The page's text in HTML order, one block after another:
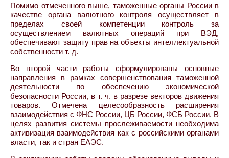
Помимо отмеченного выше, таможенные органы России в
качестве органа валютного контроля осуществляет в
пределах своей компетенции контроль за
осуществлением валютных операций при ВЭД,
обеспечивают защиту прав на объекты интеллектуальной
собственности т. д.
Во второй части работы сформулированы основные
направления в рамках совершенствования таможенной
деятельности по обеспечению экономической
безопасности России, в т. ч. в разрезе векторов движения
товаров. Отмечена целесообразность расширения
взаимодействия с ФНС России, ЦБ России, ФСБ России. В
целях развития системы прослеживаемости необходима
активизация взаимодействия как с российскими органами
власти, так и стран ЕАЭС.